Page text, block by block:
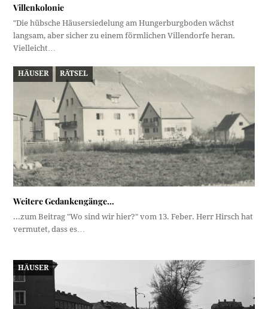
Villenkolonie
"Die hübsche Häusersiedelung am Hungerburgboden wächst
langsam, aber sicher zu einem förmlichen Villendorfe heran.
Vielleicht…
HÄUSER RÄTSEL
Weitere Gedankengänge…
...zum Beitrag "Wo sind wir hier?" vom 13. Feber. Herr Hirsch hat
vermutet, dass es…
HÄUSER